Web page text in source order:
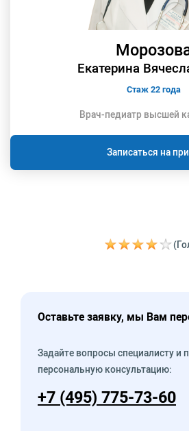
Екатерина
Стаж 22 года
Врач-педиатр высшей
Записаться на
Оставьте заявку, мы Вам
Задайте вопросы специалисту и
персональную консультацию:
+7 (495) 775-73-60